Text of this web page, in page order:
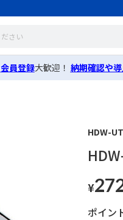
会員登録大歓迎！ 納期確認や
HDW-
¥
ポイン